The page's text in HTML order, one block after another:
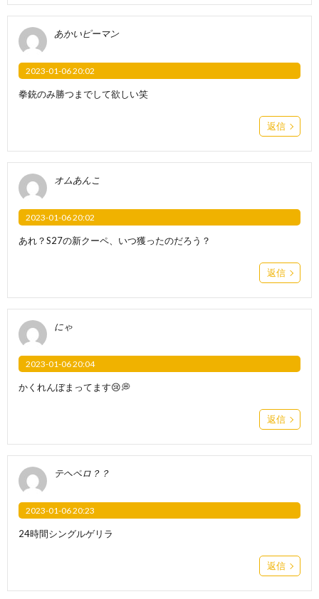
あかいピーマン
2023-01-06 20:02
拳銃のみ勝つまでして欲しい笑
返信
オムあんこ
2023-01-06 20:02
あれ？S27の新クーペ、いつ獲ったのだろう？
返信
にゃ
2023-01-06 20:04
かくれんぼまってます😢💭
返信
テヘペロ？？
2023-01-06 20:23
24時間シングルゲリラ
返信